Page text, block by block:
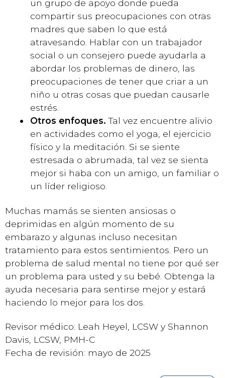
un grupo de apoyo donde pueda
compartir sus preocupaciones con otras
madres que saben lo que está
atravesando. Hablar con un trabajador
social o un consejero puede ayudarla a
abordar los problemas de dinero, las
preocupaciones de tener que criar a un
niño u otras cosas que puedan causarle
estrés.
Otros enfoques. Tal vez encuentre alivio
en actividades como el yoga, el ejercicio
físico y la meditación. Si se siente
estresada o abrumada, tal vez se sienta
mejor si haba con un amigo, un familiar o
un líder religioso.
Muchas mamás se sienten ansiosas o
deprimidas en algún momento de su
embarazo y algunas incluso necesitan
tratamiento para estos sentimientos. Pero un
problema de salud mental no tiene por qué ser
un problema para usted y su bebé. Obtenga la
ayuda necesaria para sentirse mejor y estará
haciendo lo mejor para los dos.
Revisor médico: Leah Heyel, LCSW y Shannon
Davis, LCSW, PMH-C
Fecha de revisión: mayo de 2025